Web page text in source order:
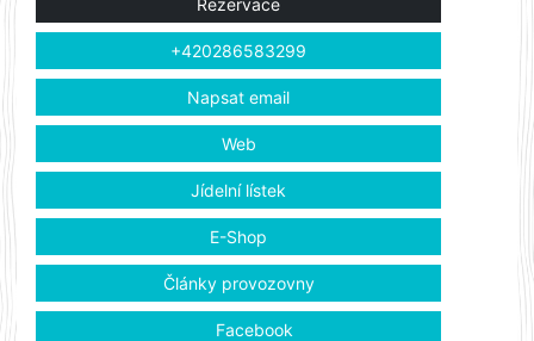
+420286583299
Napsat email
Web
Jídelní lístek
E-Shop
Články provozovny
Facebook